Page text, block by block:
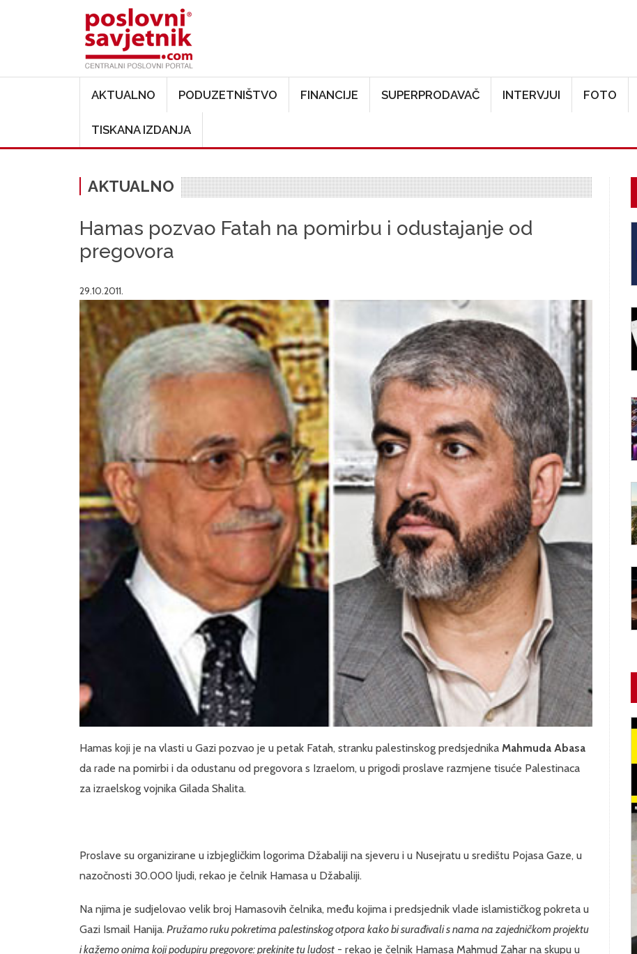
AKTUALNO PODUZETNIŠTVO FINANCIJE SUPERPRODAVAČ INTERVJUI FOTO
TISKANA IZDANJA
AKTUALNO
Hamas pozvao Fatah na pomirbu i odustajanje od
pregovora
29.10.2011.
Hamas koji je na vlasti u Gazi pozvao je u petak Fatah, stranku palestinskog predsjednika Mahmuda Abasa
da rade na pomirbi i da odustanu od pregovora s Izraelom, u prigodi proslave razmjene tisuće Palestinaca
za izraelskog vojnika Gilada Shalita.
Proslave su organizirane u izbjegličkim logorima Džabaliji na sjeveru i u Nusejratu u središtu Pojasa Gaze, u
nazočnosti 30.000 ljudi, rekao je čelnik Hamasa u Džabaliji.
Na njima je sudjelovao velik broj Hamasovih čelnika, među kojima i predsjednik vlade islamističkog pokreta u
Gazi Ismail Hanija.Pružamo ruku pokretima palestinskog otpora kako bi surađivali s nama na zajedničkom projektu
i kažemo onima koji podupiru pregovore: prekinite tu ludost - rekao je čelnik Hamasa Mahmud Zahar na skupu u